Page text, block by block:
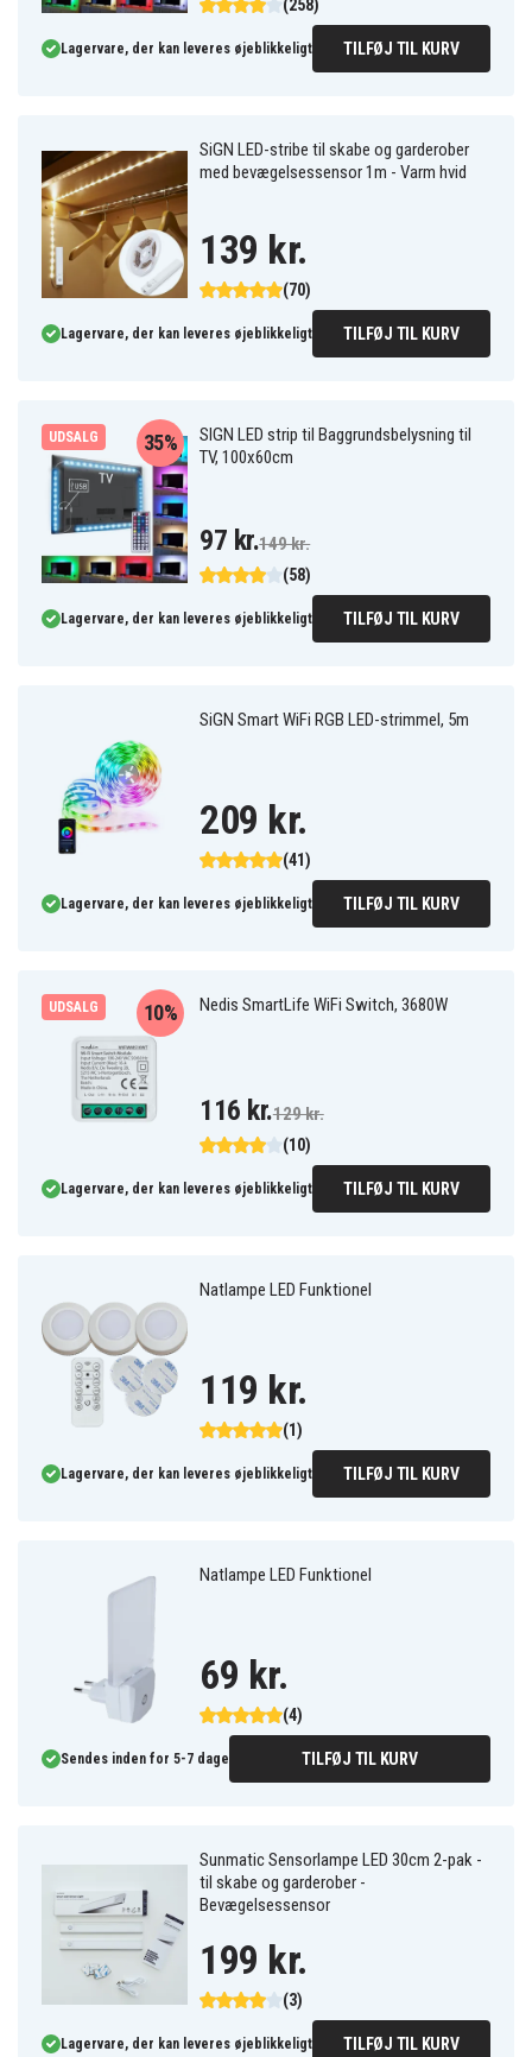
(258)
Lagervare, der kan leveres øjeblikkeligt TILFØJ TIL KURV
SiGN LED-stribe til skabe og garderober
med bevægelsessensor 1m - Varm hvid
(70)
139 kr.
Lagervare, der kan leveres øjeblikkeligt TILFØJ TIL KURV
UDSALG
SIGN LED strip til Baggrundsbelysning til
TV, 100x60cm
(58)
35%
97 kr.149 kr.
Lagervare, der kan leveres øjeblikkeligt TILFØJ TIL KURV
SiGN Smart WiFi RGB LED-strimmel, 5m
(41)
209 kr.
Lagervare, der kan leveres øjeblikkeligt TILFØJ TIL KURV
UDSALG Nedis SmartLife WiFi Switch, 3680W
(10)
10%
116 kr.129 kr.
Lagervare, der kan leveres øjeblikkeligt TILFØJ TIL KURV
Natlampe LED Funktionel
(1)
119 kr.
Lagervare, der kan leveres øjeblikkeligt TILFØJ TIL KURV
Natlampe LED Funktionel
(4)
69 kr.
Sendes inden for 5-7 dage TILFØJ TIL KURV
Sunmatic Sensorlampe LED 30cm 2-pak -
til skabe og garderober -
Bevægelsessensor
(3)
199 kr.
Lagervare, der kan leveres øjeblikkeligt TILFØJ TIL KURV